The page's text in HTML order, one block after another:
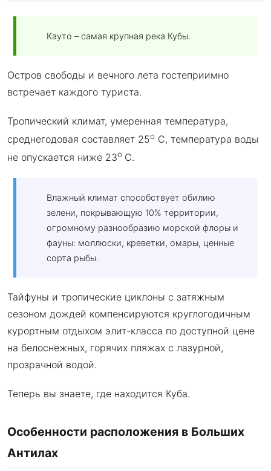
Кауто – самая крупная река Кубы.
Остров свободы и вечного лета гостеприимно
встречает каждого туриста.
Тропический климат, умеренная температура,
среднегодовая составляет 25о С, температура воды
не опускается ниже 23о С.
Влажный климат способствует обилию
зелени, покрывающую 10% территории,
огромному разнообразию морской флоры и
фауны: моллюски, креветки, омары, ценные
сорта рыбы.
Тайфуны и тропические циклоны с затяжным
сезоном дождей компенсируются круглогодичным
курортным отдыхом элит-класса по доступной цене
на белоснежных, горячих пляжах с лазурной,
прозрачной водой.
Теперь вы знаете, где находится Куба.
Особенности расположения в Больших
Антилах